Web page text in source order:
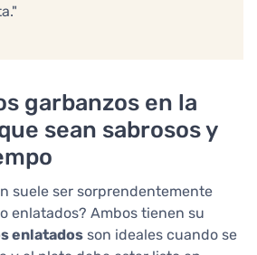
garbanzos en la
sean sabrosos y
suele ser sorprendentemente
enlatados? Ambos tienen su
enlatados son ideales cuando se